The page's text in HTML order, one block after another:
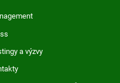
a výzvy